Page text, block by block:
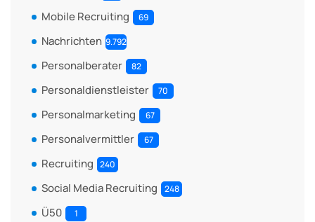
Mobile Recruiting 69
Nachrichten 9.792
Personalberater 82
Personaldienstleister 70
Personalmarketing 67
Personalvermittler 67
Recruiting 240
Social Media Recruiting 248
Ü50 1